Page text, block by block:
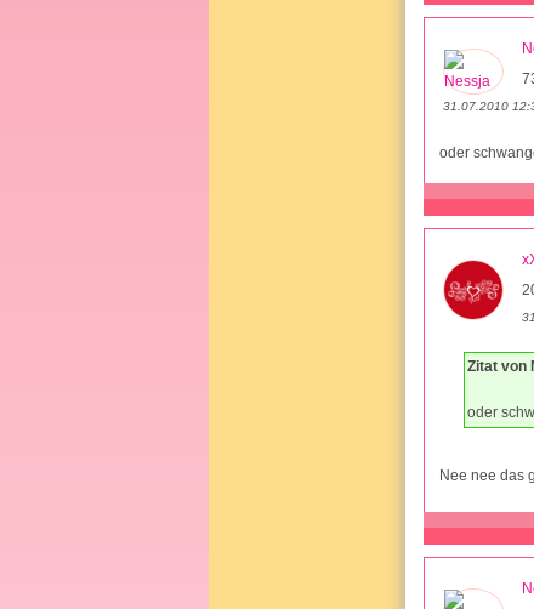
31.07.2010
oder
Zitat von
oder
Nee nee das